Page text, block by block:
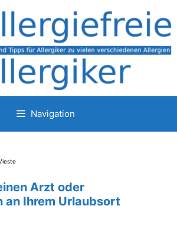
Navigation
Arzt oder
an Ihrem Urlaubsort